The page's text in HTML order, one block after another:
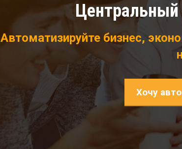
Центральный
Автоматизируйте бизнес,
Хочу